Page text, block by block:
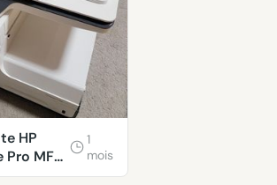
HP
Pro MFP
1
mois